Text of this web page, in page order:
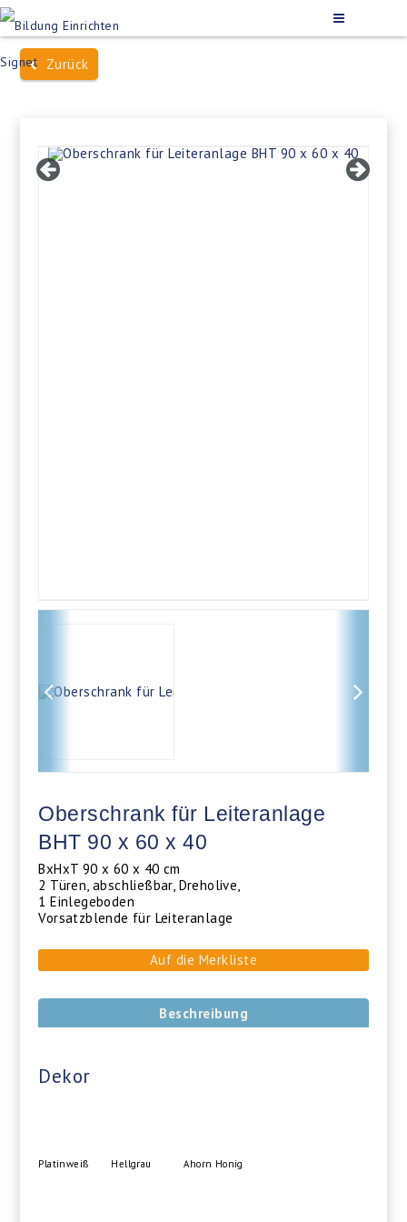
Zurück
Oberschrank für Leiteranlage
BHT 90 x 60 x 40
BxHxT 90 x 60 x 40 cm
2 Türen, abschließbar, Dreholive,
1 Einlegeboden
Vorsatzblende für Leiteranlage
Auf die Merkliste
Beschreibung
Dekor
Platinweiß Hellgrau Ahorn Honig